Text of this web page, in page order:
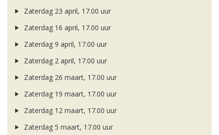
Zaterdag 23 april, 17.00 uur
Zaterdag 16 april, 17.00 uur
Zaterdag 9 april, 17.00 uur
Zaterdag 2 april, 17.00 uur
Zaterdag 26 maart, 17.00 uur
Zaterdag 19 maart, 17.00 uur
Zaterdag 12 maart, 17.00 uur
Zaterdag 5 maart, 17.00 uur